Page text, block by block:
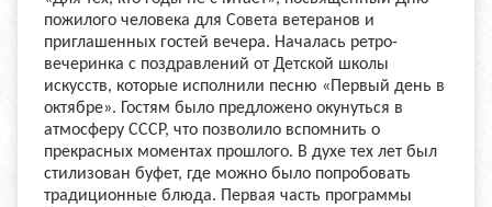
пожилого человека для Совета ветеранов и
приглашенных гостей вечера. Началась ретро-
вечеринка с поздравлений от Детской школы
искусств, которые исполнили песню «Первый день в
октябре». Гостям было предложено окунуться в
атмосферу СССР, что позволило вспомнить о
прекрасных моментах прошлого. В духе тех лет был
стилизован буфет, где можно было попробовать
традиционные блюда. Первая часть программы